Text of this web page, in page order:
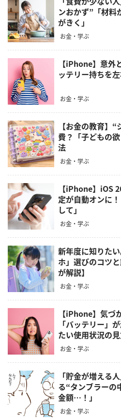
ンおかず”「材料
がきく」
お金・学ぶ
【iPhone】意
ッテリー持ちを
お金・学ぶ
【お金の教育】
費？「子どもの
法
お金・学ぶ
【iPhone】iOS
定が自動オンに
して」
お金・学ぶ
新年度に知りた
ホ」選びのコツ
が解説】
お金・学ぶ
【iPhone】気づ
「バッテリー」
たい使用状況の
お金・学ぶ
「貯金が増える
る“タンブラーの
金額…！」
お金・学ぶ